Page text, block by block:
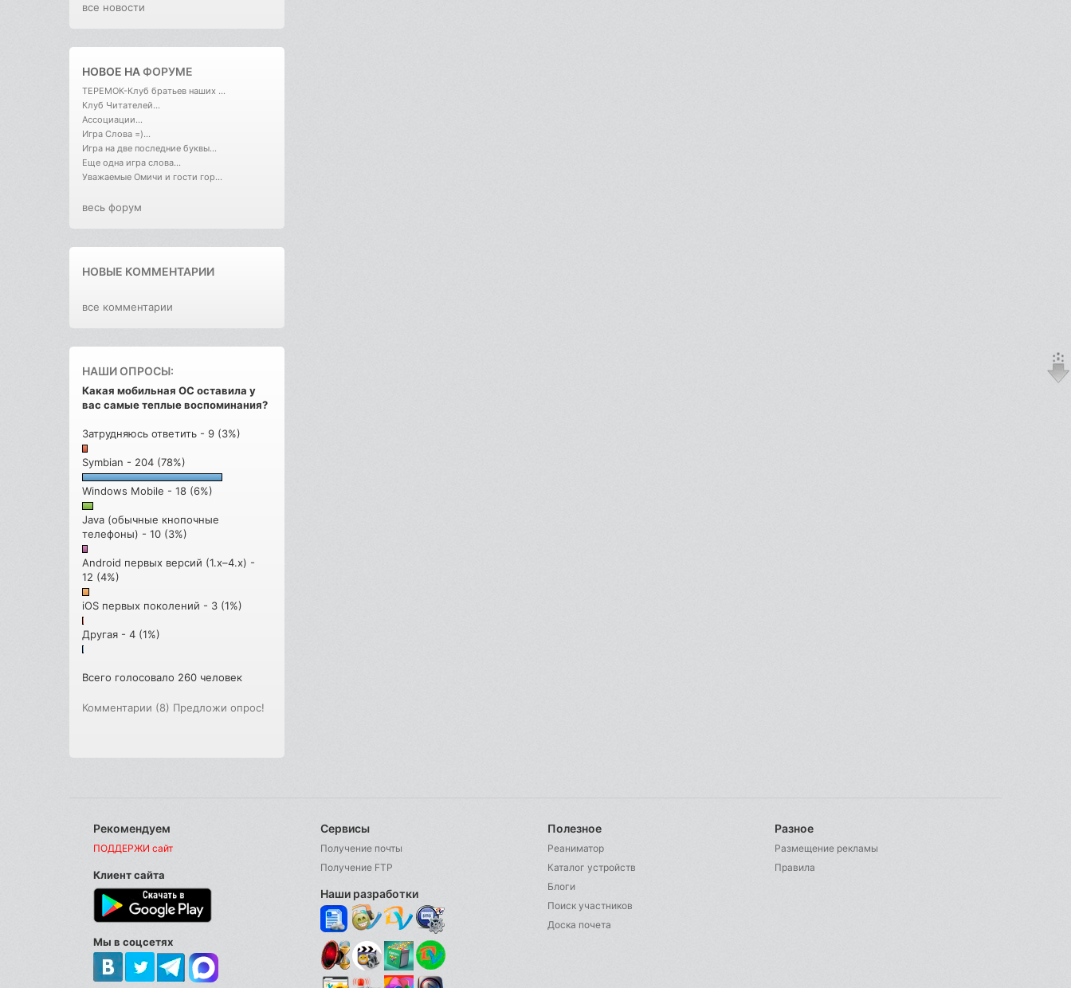
все новости
НОВОЕ НАФОРУМЕ
ТЕРЕМОК-Клуб братьев наших ...
Клуб Читателей...
Ассоциации...
Игра Слова =)...
Игра на две последние буквы...
Еще одна игра слова...
Уважаемые Омичи и гости гор...
весь форум
НОВЫЕ КОММЕНТАРИИ
все комментарии
НАШИ ОПРОСЫ:
Какая мобильная ОС оставила у
вас самые теплые воспоминания?
Затрудняюсь ответить - 9 (3%)
Symbian - 204 (78%)
Windows Mobile - 18 (6%)
Java (обычные кнопочные
телефоны) - 10 (3%)
Android первых версий (1.x–4.x) -
12 (4%)
iOS первых поколений - 3 (1%)
Другая - 4 (1%)
Всего голосовало 260 человек
Комментарии (8) Предложи опрос!
Рекомендуем
ПОДДЕРЖИ сайт
Клиент сайта
Мы в соцсетях
Сервисы
Получение почты
Получение FTP
Наши разработки
Полезное
Реаниматор
Каталог устройств
Блоги
Поиск участников
Доска почета
Разное
Размещение рекламы
Правила